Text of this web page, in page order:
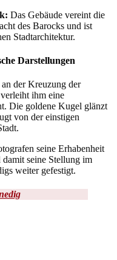
Das Gebäude vereint die
des Barocks und ist
Stadtarchitektur.
Darstellungen
der Kreuzung der
ihm eine
Die goldene Kugel glänzt
von der einstigen
seine Erhabenheit
seine Stellung im
weiter gefestigt.